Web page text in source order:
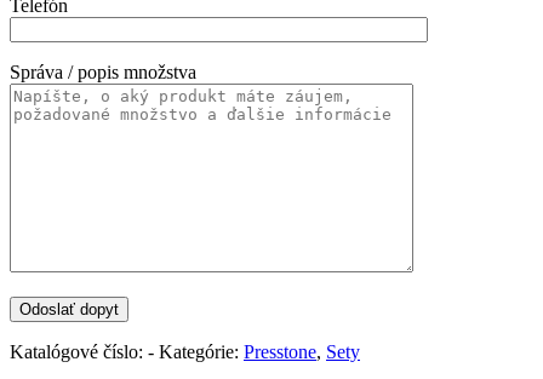
Telefón
Správa / popis množstva
Katalógové číslo: - Kategórie: Presstone, Sety